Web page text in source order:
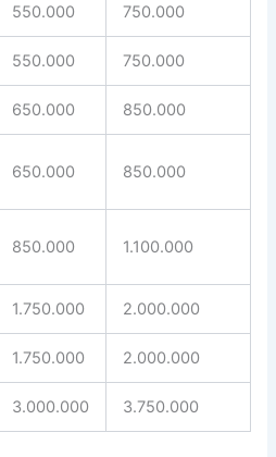
550.000 750.000
550.000 750.000
650.000 850.000
650.000 850.000
850.000 1.100.000
1.750.000 2.000.000
1.750.000 2.000.000
3.000.000 3.750.000